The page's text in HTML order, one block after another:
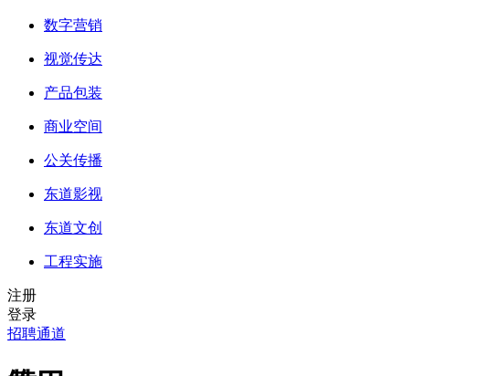
数字营销
视觉传达
产品包装
商业空间
公关传播
东道影视
东道文创
工程实施
注册
登录
招聘通道